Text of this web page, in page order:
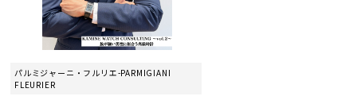
パルミジャーニ・フルリエ-PARMIGIANI
FLEURIER